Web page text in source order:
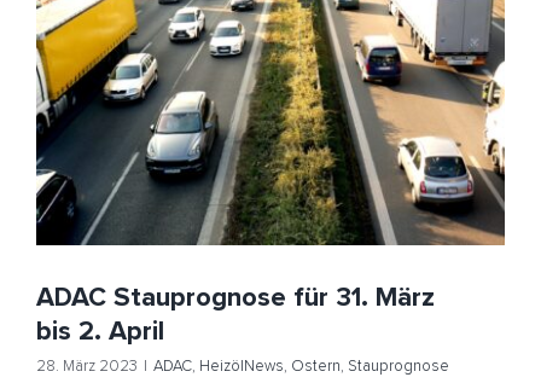
ADAC Stauprognose für 31. März bis 2. April
ADAC HeizölNews Ostern Stauprognose
ADAC Stauprognose für 31. März
bis 2. April
28. März 2023 | ADAC, HeizölNews, Ostern, Stauprognose